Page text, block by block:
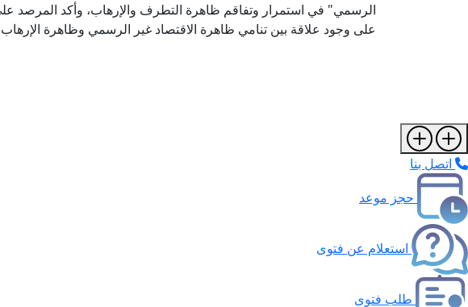
الرسمي" في استمرار وتفاقم ظاهرة التطرف والإرهاب، وأكد المرصد
على وجود علاقة بين تنامي ظاهرة الاقتصاد غير الرسمي وظاهرة
اتصل بنا
حجز موعد
استعلام عن فتوى
طلب فتوى